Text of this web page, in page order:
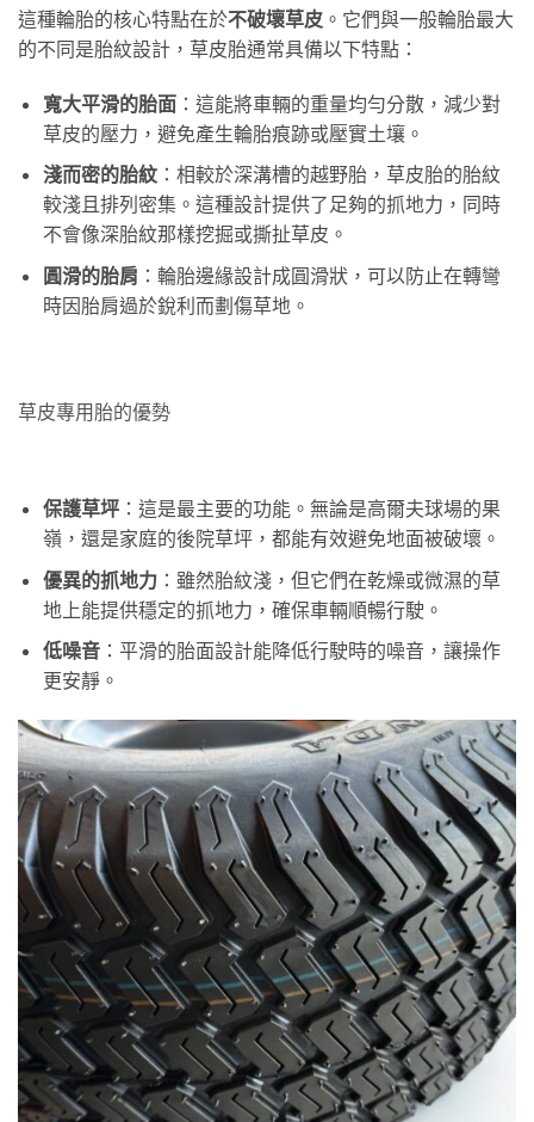
這種輪胎的核心特點在於不破壞草皮 。它們與一般輪胎最大
的不同是胎紋設計，草皮胎通常具備以下特點：
寬大平滑的胎面：這能將車輛的重量均勻分散，減少對
草皮的壓力，避免產生輪胎痕跡或壓實土壤。
淺而密的胎紋：相較於深溝槽的越野胎，草皮胎的胎紋
較淺且排列密集。這種設計提供了足夠的抓地力，同時
不會像深胎紋那樣挖掘或撕扯草皮。
圓滑的胎肩 ：輪胎邊緣設計成圓滑狀，可以防止在轉彎
時因胎肩過於銳利而劃傷草地。
草皮專用胎的優勢
保護草坪：這是最主要的功能。無論是高爾夫球場的果
嶺，還是家庭的後院草坪，都能有效避免地面被破壞。
優異的抓地力：雖然胎紋淺，但它們在乾燥或微濕的草
地上能提供穩定的抓地力，確保車輛順暢行駛。
低噪音：平滑的胎面設計能降低行駛時的噪音，讓操作
更安靜。